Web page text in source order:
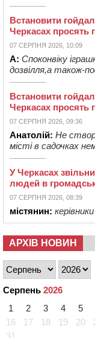
Встановити
Черкасах просять
07 СЕРПНЯ 2026, 10:09
А: Споконвіку
дозвілля,а також-
Встановити
Черкасах просять
07 СЕРПНЯ 2026, 09:36
Анатолій: Не
місті в садочках
У Черкасах
людей в
07 СЕРПНЯ 2026, 08:39
містянин:
АРХІВ НОВИН
Серпень 2026
1
2 3 4 5
16
17 18 19 20